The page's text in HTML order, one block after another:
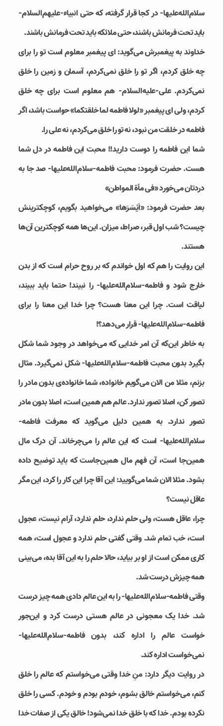
سلام‌الله‌علیها- در کجا قرار گرفته، که حتی انبیاء-علیهم‌السلام-
باید تحت فرمانش باشند، حتی ملائکه باید تحت فرمانش باشند.
خداوند به پیغمبرش می‌گوید: ای پیغمبر معلوم است تو را برای
چه خلق کردم، اگر تو را خلق نمی‌کردم، آسمان و زمین را خلق
نمی‌کردم. علی-علیه‌السلام- هم معلوم است برای چه خلق
کردم، ولی ای پیغمبر «لولا فاطمه لما خلقتکما» حواست باشد، اگر
فاطمه در خلقت من نبود، نه تو را خلق می‌کردم، نه علی را.
شما این فاطمه را دوست دارید!! محبت این فاطمه در دل شما
هست. حضرت فرمود: محبت فاطمه-سلام‌الله‌علیها- صد جا به
دردتان می‌خورد «فی مأة المواطن»
بعد حضرت فرمود: «اَیْسَرَها» می‌خواهید بگویم، کوچکترینش
چیست؟ شب اول قبر، صراط، میزان. این‌ها همه کوچکترین آن‌ها
هستند.
این روایت را هم که اول خواندم که بر روح حرام است که از بدن
خارج شود و فاطمه-سلام‌الله‌علیها- را نبیند! حتما باید ببیند،
لیاقت است. چرا این معنا هست؟ چرا خدا این معنا را برای
فاطمه-سلام‌الله‌علیها- قرار می‌دهد؟!
به خاطر این‌که آن امر خدایی که می‌خواهد در وجود شما شکل
بگیرد بدون محبت فاطمه-سلام‌الله‌علیها- شکل نمی‌گیرد. مثال
بزنم، مثلا من الان می‌گویم خانواده، شما خانواده‌ی بدون مادر را
تصور کن، اصلا تصور ندارد. عالم هم همین است، اصلا بدون مادر
تصور ندارد. به همین دلیل می‌گوید که معرفت فاطمه-
سلام‌الله‌علیها- است که این عالم را می‌چرخاند. آن درک مال
همین‌جا است، آن فهم مال همین‌جاست که باید توضیح داده
بشود. مثلا الان شما می‌گویید: این آقا چرا این کار را کرد، این مگر
عاقل نیست؟
چرا، عاقل هست، ولی حلم ندارد، حلم ندارد، آرام نیست، عجول
است، خب تمام شد. وقتی گفتی حلم ندارد و عجول است، همه
کاری ممکن است از او بر بیاید، حالا حلم را به این آقا بده، می‌بینی
همه چیزش درست شد.
وقتی فاطمه-سلام‌الله‌علیها- را به این عالم دادی همه چیز درست
شد. خدا یک معجونی در عالم هستی درست کرد و این‌جور
خواست عالم را اداره کند، بدون فاطمه-سلام‌الله‌علیها-
نمی‌خواست اداره کند.
در روایت دیگر دارد: منِ خدا وقتی می‌خواستم که عالم را خلق
کنم، می‌خواستم خالق بشوم، خودم بودم و خودم. کسی را خلق
نکرده بودم. خدا که با خلق خدا نمی‌شود! خالق یکی از صفات خدا